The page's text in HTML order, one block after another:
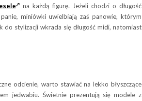
na każdą figurę. Jeżeli chodzi o długość
miniówki uwielbiają zaś panowie, którym
do stylizacji wkrada się długość midi, natomiast
odcienie, warto stawiać na lekko błyszczące
jedwabiu. Świetnie prezentują się modele z